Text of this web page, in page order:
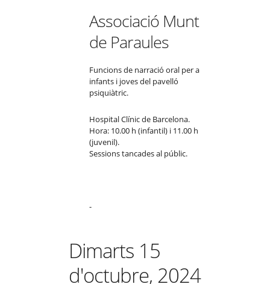
Associació Munt
de Paraules
Funcions de narració oral per a
infants i joves del pavelló
psiquiàtric.
Hospital Clínic de Barcelona.
Hora: 10.00 h (infantil) i 11.00 h
(juvenil).
Sessions tancades al públic.
-
Dimarts 15
d'octubre, 2024